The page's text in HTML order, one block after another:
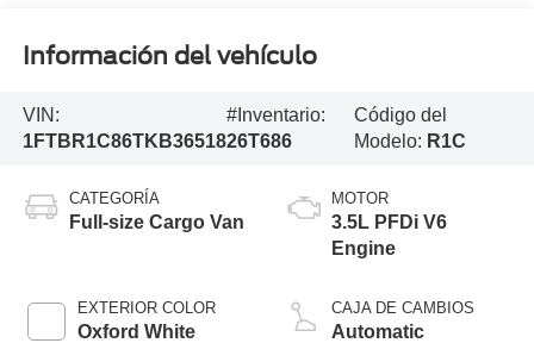
Información del vehículo
VIN:
1FTBR1C86TKB36518
#Inventario:
26T686
Código del
Modelo: R1C
CATEGORÍA
Full-size Cargo Van
EXTERIOR COLOR
Oxford White
MOTOR
3.5L PFDi V6
Engine
CAJA DE CAMBIOS
Automatic